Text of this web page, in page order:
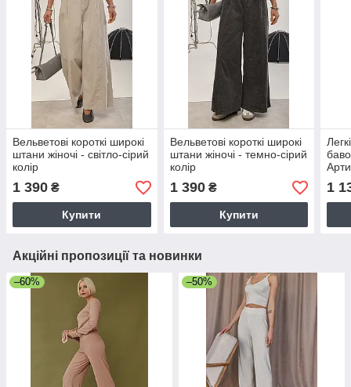
Вельветові короткі широкі
штани жіночі - світло-сірий
колір
1 390 ₴
Купити
Вельветові короткі широкі
штани жіночі - темно-сірий
колір
1 390₴
Купити
1
Акційні пропозиції та новинки
–60% –50%